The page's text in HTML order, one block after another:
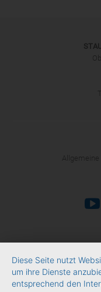
Allgemeine
Diese Seite nutzt
um ihre Dienste
entsprechend den